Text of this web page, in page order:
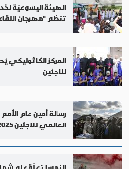
الهيئة اليسوعيّة
تنظم "مهرجان
المركز الكاثوليكي
للاجئين
رسالة أمين عام
العالمي للاجئين 2025